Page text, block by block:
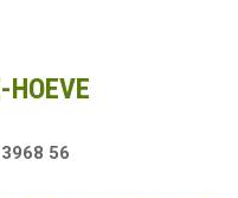
HOEVE
56